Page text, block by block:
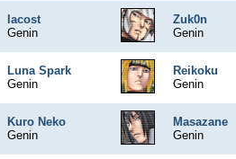
lacost
Genin
Zuk0n
Genin
Luna Spark
Genin
Reikoku
Genin
Kuro Neko
Genin
Masazane
Genin